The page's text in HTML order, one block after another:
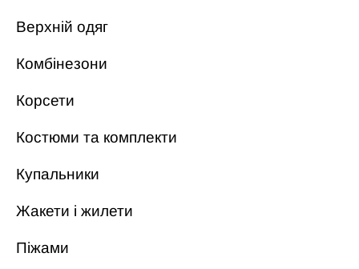
Верхній одяг
Комбінезони
Корсети
Костюми та комплекти
Купальники
Жакети і жилети
Піжами